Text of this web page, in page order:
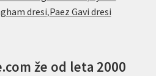
dresi,Paez Gavi dresi
že od leta 2000